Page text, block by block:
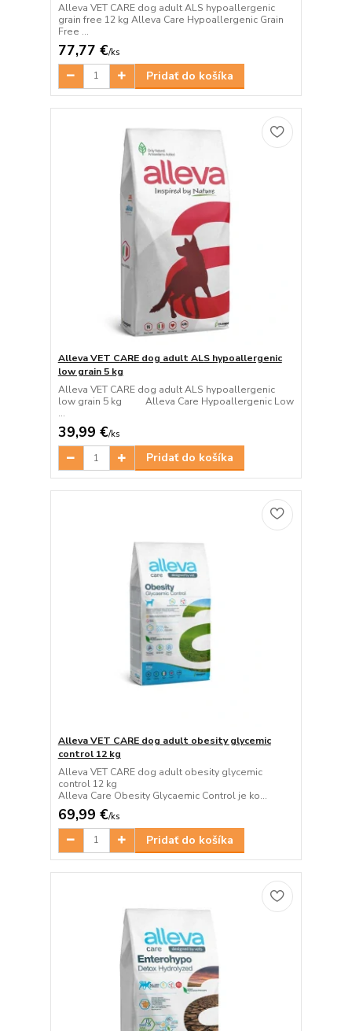
Alleva VET CARE dog adult ALS hypoallergenic
grain free 12 kg Alleva Care Hypoallergenic Grain
Free ...
77,77 €/ks
Pridať do košíka
Alleva VET CARE dog adult ALS hypoallergenic
low grain 5 kg
Alleva VET CARE dog adult ALS hypoallergenic
low grain 5 kg Alleva Care Hypoallergenic Low
...
39,99 €/ks
Pridať do košíka
Alleva VET CARE dog adult obesity glycemic
control 12 kg
Alleva VET CARE dog adult obesity glycemic
control 12 kg
Alleva Care Obesity Glycaemic Control je ko...
69,99 €/ks
Pridať do košíka